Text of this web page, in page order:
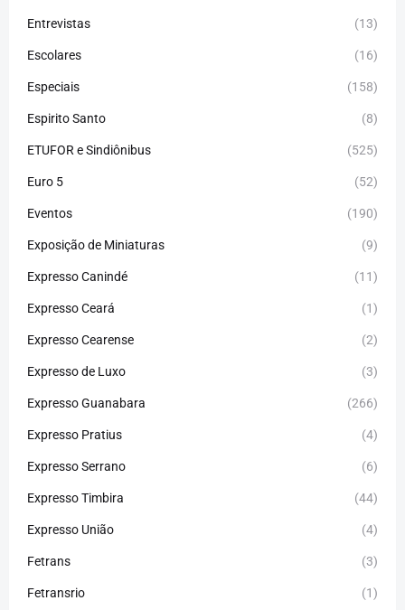
Entrevistas (13)
Escolares (16)
Especiais (158)
Espirito Santo (8)
ETUFOR e Sindiônibus (525)
Euro 5 (52)
Eventos (190)
Exposição de Miniaturas (9)
Expresso Canindé (11)
Expresso Ceará (1)
Expresso Cearense (2)
Expresso de Luxo (3)
Expresso Guanabara (266)
Expresso Pratius (4)
Expresso Serrano (6)
Expresso Timbira (44)
Expresso União (4)
Fetrans (3)
Fetransrio (1)